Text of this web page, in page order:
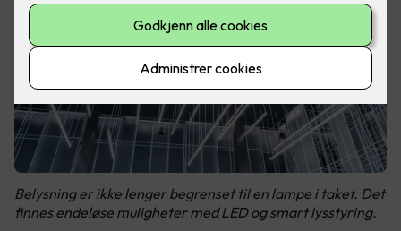
Belysning er ikke lenger begrenset til en lampe i taket. Det
finnes endeløse muligheter med LED og smart lysstyring.